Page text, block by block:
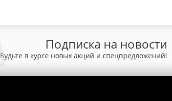
Подписка на новости
Будьте в курсе новых акций и спецпредложений!